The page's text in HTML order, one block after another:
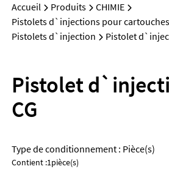
Accueil Produits
CHIMIE
Pistolets d`injections pour cartouches
Pistolets d`injection
Pistolet
Pistolet
CG
Type de conditionnement : Pièce(s)
Contient :1pièce(s)